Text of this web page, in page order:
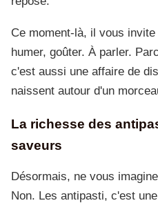
Ce moment-là, il vous
humer, goûter. À parler.
c'est aussi une affaire de
naissent autour d'un
La richesse des
saveurs
Désormais, ne vous
Non. Les antipasti, c'est